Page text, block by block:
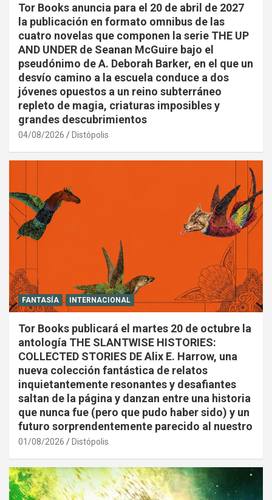
Tor Books anuncia para el 20 de abril de 2027
la publicación en formato omnibus de las
cuatro novelas que componen la serie THE UP
AND UNDER de Seanan McGuire bajo el
pseudónimo de A. Deborah Barker, en el que un
desvío camino a la escuela conduce a dos
jóvenes opuestos a un reino subterráneo
repleto de magia, criaturas imposibles y
grandes descubrimientos
04/08/2026 Distópolis
FANTASÍA INTERNACIONAL
Tor Books publicará el martes 20 de octubre la
antología THE SLANTWISE HISTORIES:
COLLECTED STORIES DE Alix E. Harrow, una
nueva colección fantástica de relatos
inquietantemente resonantes y desafiantes
saltan de la página y danzan entre una historia
que nunca fue (pero que pudo haber sido) y un
futuro sorprendentemente parecido al nuestro
01/08/2026 Distópolis